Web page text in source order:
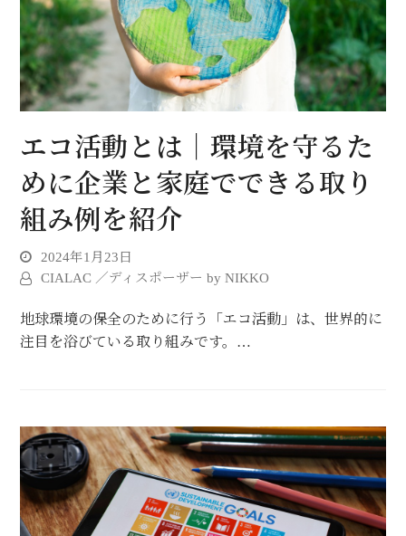
エコ活動とは｜環境を守るた
めに企業と家庭でできる取り
組み例を紹介
2024年1月23日
CIALAC ／ディスポーザー by NIKKO
地球環境の保全のために行う「エコ活動」は、世界的に
注目を浴びている取り組みです。…